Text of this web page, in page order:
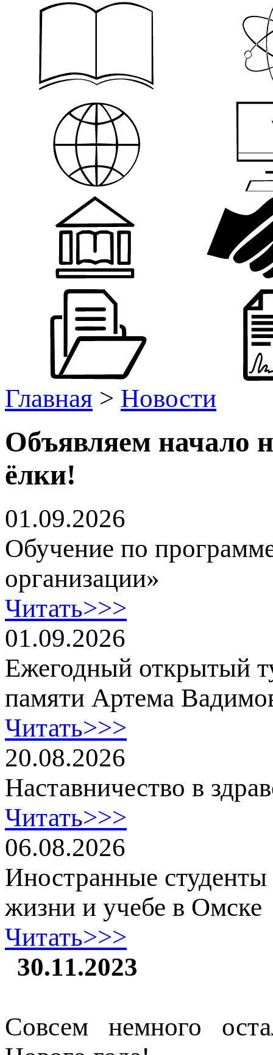
Главная > Новости
Объявляем начало
ёлки!
01.09.2026
Обучение по
организации»
Читать>>>
01.09.2026
Ежегодный открытый
памяти Артема
Читать>>>
20.08.2026
Наставничество в
Читать>>>
06.08.2026
Иностранные
жизни и учебе в Омске
Читать>>>
30.11.2023
Совсем немного